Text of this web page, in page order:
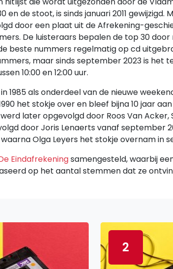
en de stoot, is sinds januari 2011
door een plaat uit de Afrekening-
De luisteraars bepalen de top 30
beste nummers regelmatig op cd
maar sinds september 2023 is
10:00 en 12:00 uur.
1985 als onderdeel van de nieuwe
het stokje over en bleef bijna 10 jaar
later opgevolgd door Roos Van Acker,
door Joris Lenaerts vanaf september
Olga Leyers het stokje overnam in
Eindafrekeningsamengesteld, waarbij
op het aantal stemmen dat ze
2